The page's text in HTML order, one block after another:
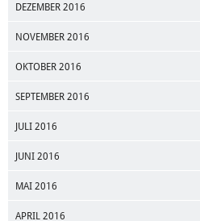
DEZEMBER 2016
NOVEMBER 2016
OKTOBER 2016
SEPTEMBER 2016
JULI 2016
JUNI 2016
MAI 2016
APRIL 2016